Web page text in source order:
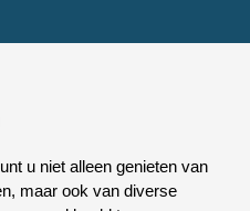
u niet alleen genieten van
maar ook van diverse